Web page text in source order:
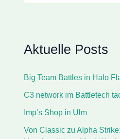
Aktuelle Posts
Big Team Battles in Halo
C3 network im Battletech
Imp’s Shop in Ulm
Von Classic zu Alpha